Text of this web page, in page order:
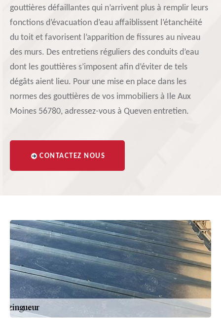
gouttières défaillantes qui n’arrivent plus à remplir leurs
fonctions d’évacuation d’eau affaiblissent l’étanchéité
du toit et favorisent l’apparition de fissures au niveau
des murs. Des entretiens réguliers des conduits d’eau
dont les gouttières s’imposent afin d’éviter de tels
dégâts aient lieu. Pour une mise en place dans les
normes des gouttières de vos immobiliers à Ile Aux
Moines 56780, adressez-vous à Queven entretien.
CONTACTEZ NOUS